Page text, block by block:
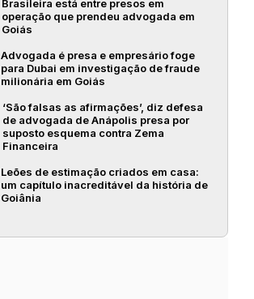
Brasileira está entre presos em
operação que prendeu advogada em
Goiás
Advogada é presa e empresário foge
para Dubai em investigação de fraude
milionária em Goiás
‘São falsas as afirmações’, diz defesa
de advogada de Anápolis presa por
suposto esquema contra Zema
Financeira
Leões de estimação criados em casa:
um capítulo inacreditável da história de
Goiânia